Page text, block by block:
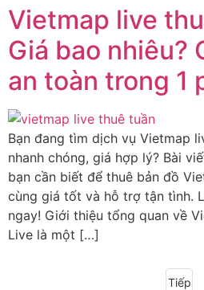
Vietmap live
Giá bao nhiêu?
an toàn trong 1
Bạn đang tìm dịch vụ Vietmap
nhanh chóng, giá hợp lý? Bài
bạn cần biết để thuê bản đồ
cùng giá tốt và hỗ trợ tận tình.
ngay! Giới thiệu tổng quan về
Live là một […]
Tiếp